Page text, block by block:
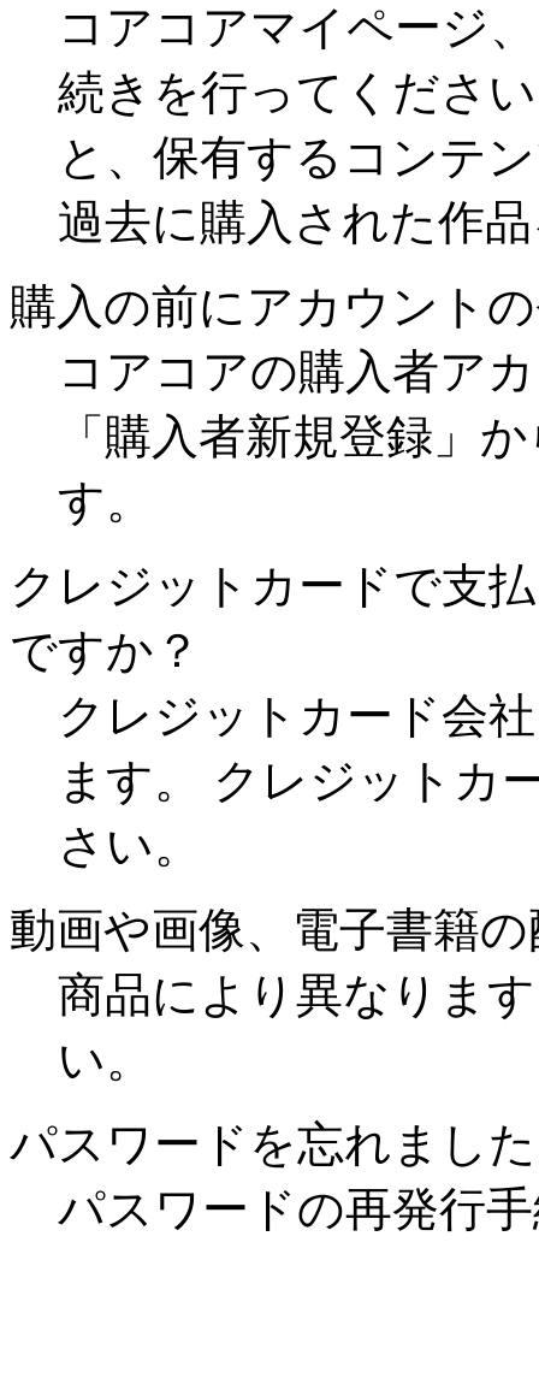
コアコアマイページ
続きを行ってくださ
と、保有するコンテ
過去に購入された作
購入の前にアカウント
コアコアの購入者ア
「購入者新規登録」
す。
クレジットカードで支
ですか？
クレジットカード会
ます。 クレジットカ
さい。
動画や画像、電子書籍
商品により異なりま
い。
パスワードを忘れまし
パスワードの再発行